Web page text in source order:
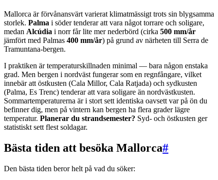
Mallorca är förvånansvärt varierat klimatmässigt trots sin blygsamma
storlek. Palma i söder tenderar att vara något torrare och soligare,
medan Alcúdia i norr får lite mer nederbörd (cirka 500 mm/år
jämfört med Palmas 400 mm/år) på grund av närheten till Serra de
Tramuntana-bergen.
I praktiken är temperaturskillnaden minimal — bara någon enstaka
grad. Men bergen i nordväst fungerar som en regnfångare, vilket
innebär att östkusten (Cala Millor, Cala Ratjada) och sydkusten
(Palma, Es Trenc) tenderar att vara soligare än nordvästkusten.
Sommartemperaturerna är i stort sett identiska oavsett var på ön du
befinner dig, men på vintern kan bergen ha flera grader lägre
temperatur. Planerar du strandsemester? Syd- och östkusten ger
statistiskt sett flest soldagar.
Bästa tiden att besöka Mallorca#
Den bästa tiden beror helt på vad du söker: